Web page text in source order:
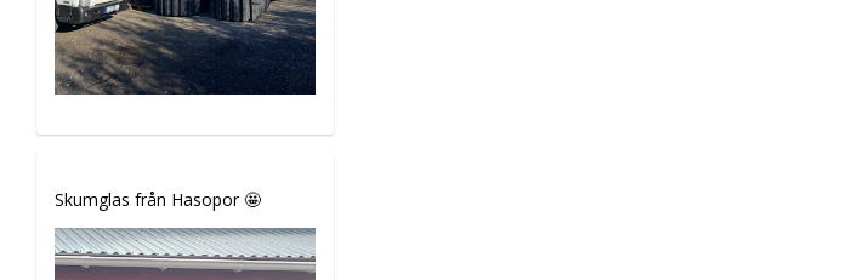
Skumglas från Hasopor 🤩